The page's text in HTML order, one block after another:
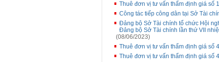
Thuê đơn vị tư vấn thẩm định giá số
Công tác tiếp công dân tại Sở Tài
Đảng bộ Sở Tài chính tổ chức Hội
Đảng bộ Sở Tài chính lần thứ VII
(08/06/2023)
Thuê đơn vị tư vấn thẩm định giá số
Thuê đơn vị tư vấn thẩm định giá số